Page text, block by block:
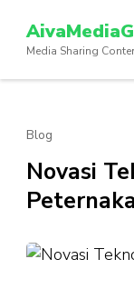
konten
(Tekan
Media Sharing
Blog
Novasi